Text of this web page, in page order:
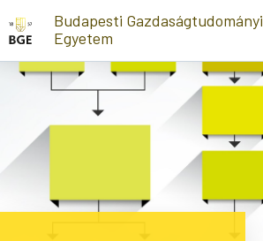
Ugrás a tartalomra
Budapesti Gazdaságtudományi
Egyetem